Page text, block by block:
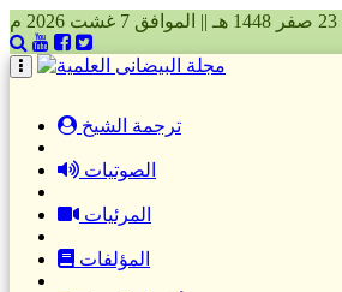
ترجمة الشيخ(current)
الصوتيات
المرئيات
المؤلفات